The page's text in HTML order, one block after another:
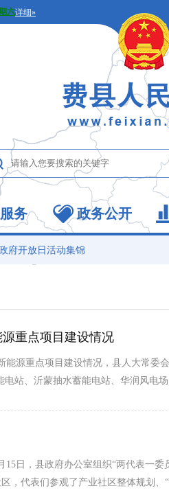
务 政务公开
府开放日活动集锦
重点项目建设情况
能源重点项目建设情况，县人大常
站、沂蒙抽水蓄能电站、华润风
日，县政府办公室组织“两代表一
，代表们参观了产业社区整体规划